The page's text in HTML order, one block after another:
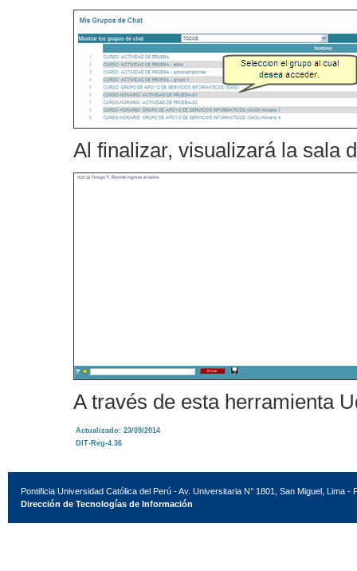
Al finalizar, visualizará la sala
A través de esta herramienta
Actualizado: 23/09/2014
DIT-Reg-4.36
Pontificia Universidad Católica del Perú - Av. Universitaria N° 1801, San Miguel, Lima -
Dirección de Tecnologías de Información